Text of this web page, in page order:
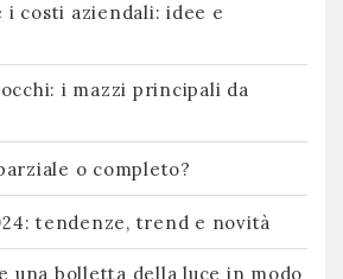
i costi aziendali: idee e
i mazzi principali da
o completo?
tendenze, trend e novità
una bolletta della luce in modo